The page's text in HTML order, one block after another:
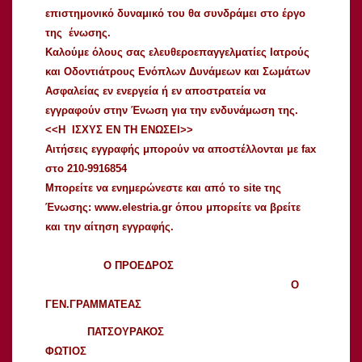
επιστημονικό δυναμικό του θα συνδράμει στο έργο
της ένωσης.
Καλούμε όλους σας ελευθεροεπαγγελματίες Ιατρούς
και Οδοντιάτρους Ενόπλων Δυνάμεων και Σωμάτων
Ασφαλείας εν ενεργεία ή εν αποστρατεία να
εγγραφούν στην Ένωση για την ενδυνάμωση της.
<<Η ΙΣΧΥΣ ΕΝ ΤΗ ΕΝΩΣΕΙ>>
Αιτήσεις εγγραφής μπορούν να αποστέλλονται με fax
στο 210-9916854
Μπορείτε να ενημερώνεστε και από το site της
Ένωσης: www.elestria.gr όπου μπορείτε να βρείτε
και την αίτηση εγγραφής.
Ο ΠΡΟΕΔΡΟΣ
Ο
ΓΕΝ.ΓΡΑΜΜΑΤΕΑΣ
ΠΑΤΣΟΥΡΑΚΟΣ
ΦΩΤΙΟΣ